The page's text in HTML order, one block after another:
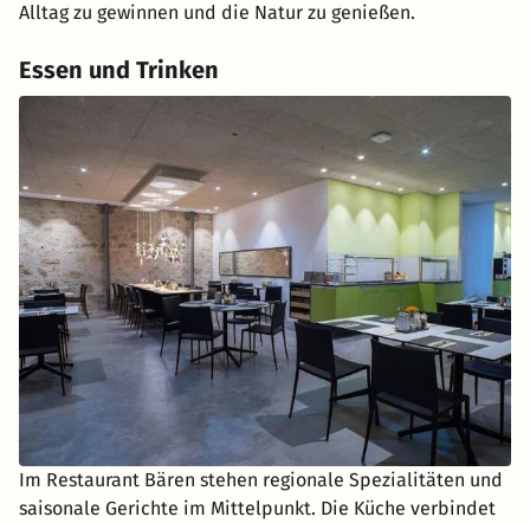
Alltag zu gewinnen und die Natur zu genießen.
Essen und Trinken
Im Restaurant Bären stehen regionale Spezialitäten und
saisonale Gerichte im Mittelpunkt. Die Küche verbindet